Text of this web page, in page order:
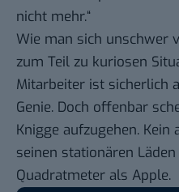
nicht mehr.“
Wie man sich unschwer
zum Teil zu kuriosen
Mitarbeiter ist sicherlich
Genie. Doch offenbar
Knigge aufzugehen.
seinen stationären Läden
Quadratmeter als Apple.